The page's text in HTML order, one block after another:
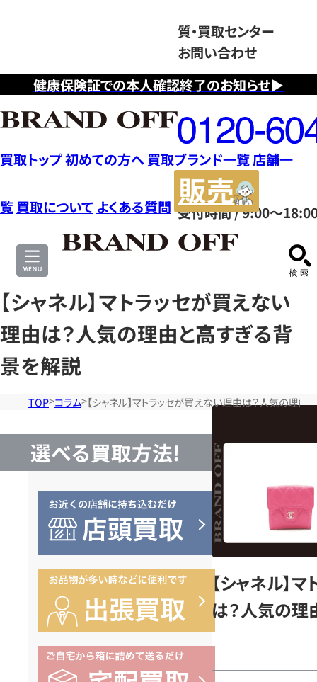
健康保険証での本人確認終了のお知らせ▶
質・買取センター
お問い合わせ
フ
リ
ー
ダ
イ
ヤ
ル
0120604117
受付時間 / 9:00～
買取トップ初めての方へ 買取ブランド一覧店舗一
覧 買取について よくある質問
サ
【シャネル】マトラッセが買えない
理由は？人気の理由と高すぎる背
景を解説
TOP コラム 【シャネル】マトラッセが買えない理由は？人気の理
選べる買取方法!
【シャネル】
は？人気の理